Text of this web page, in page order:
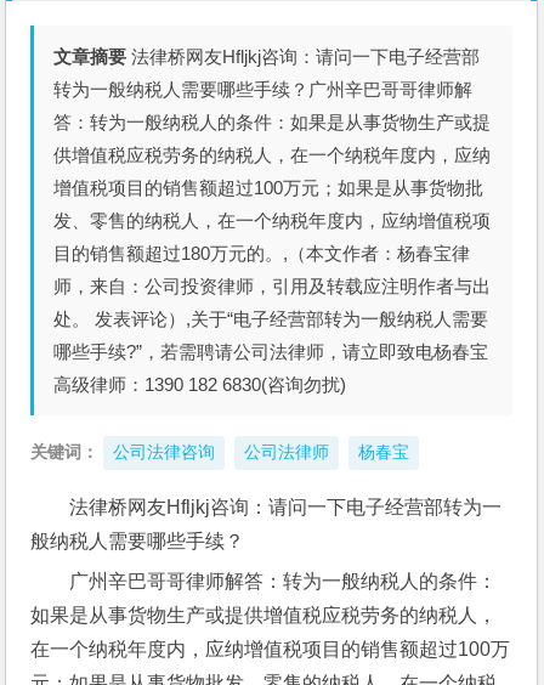
文章摘要 法律桥网友Hfljkj咨询：请问一下电子经营部
转为一般纳税人需要哪些手续？广州辛巴哥哥律师解
答：转为一般纳税人的条件：如果是从事货物生产或提
供增值税应税劳务的纳税人，在一个纳税年度内，应纳
增值税项目的销售额超过100万元；如果是从事货物批
发、零售的纳税人，在一个纳税年度内，应纳增值税项
目的销售额超过180万元的。,（本文作者：杨春宝律
师，来自：公司投资律师，引用及转载应注明作者与出
处。 发表评论）,关于“电子经营部转为一般纳税人需要
哪些手续?”，若需聘请公司法律师，请立即致电杨春宝
高级律师：1390 182 6830(咨询勿扰)
关键词： 公司法律咨询 公司法律师 杨春宝
法律桥网友Hfljkj咨询：请问一下电子经营部转为一
般纳税人需要哪些手续？
广州辛巴哥哥律师解答：转为一般纳税人的条件：
如果是从事货物生产或提供增值税应税劳务的纳税人，
在一个纳税年度内，应纳增值税项目的销售额超过100万